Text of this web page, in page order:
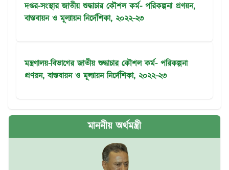
দপ্তর-সংস্থার জাতীয় শুদ্ধাচার কৌশল কর্ম- পরিকল্পনা প্রণয়ন,
বাস্তবায়ন ও মূল্যায়ন নির্দেশিকা, ২০২২-২৩
মন্ত্রণালয়-বিভাগের জাতীয় শুদ্ধাচার কৌশল কর্ম- পরিকল্পনা
প্রণয়ন, বাস্তবায়ন ও মূল্যায়ন নির্দেশিকা, ২০২২-২৩
মাননীয় অর্থমন্ত্রী